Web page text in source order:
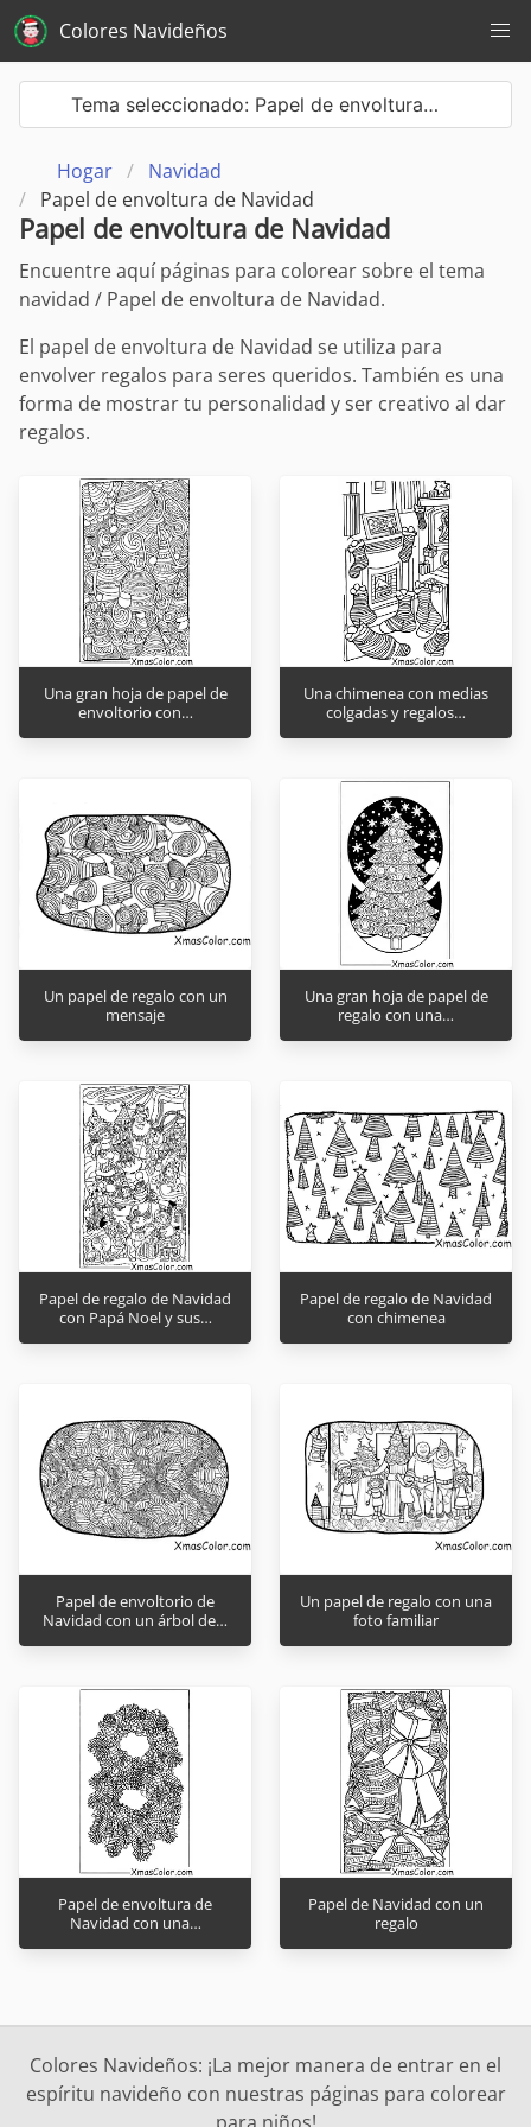
Colores Navideños
Hogar
Navidad
Papel de envoltura de Navidad
Tema seleccionado: Papel de envoltura…
Papel de envoltura de Navidad
Encuentre aquí páginas para colorear sobre el tema
navidad / Papel de envoltura de Navidad.
El papel de envoltura de Navidad se utiliza para
envolver regalos para seres queridos. También es una
forma de mostrar tu personalidad y ser creativo al dar
regalos.
Una gran hoja de papel de
envoltorio con…
Una chimenea con medias
colgadas y regalos…
Un papel de regalo con un
mensaje
Una gran hoja de papel de
regalo con una…
Papel de regalo de Navidad
con Papá Noel y sus…
Papel de regalo de Navidad
con chimenea
Papel de envoltorio de
Navidad con un árbol de…
Un papel de regalo con una
foto familiar
Papel de envoltura de
Navidad con una…
Papel de Navidad con un
regalo
Colores Navideños: ¡La mejor manera de entrar en el
espíritu navideño con nuestras páginas para colorear